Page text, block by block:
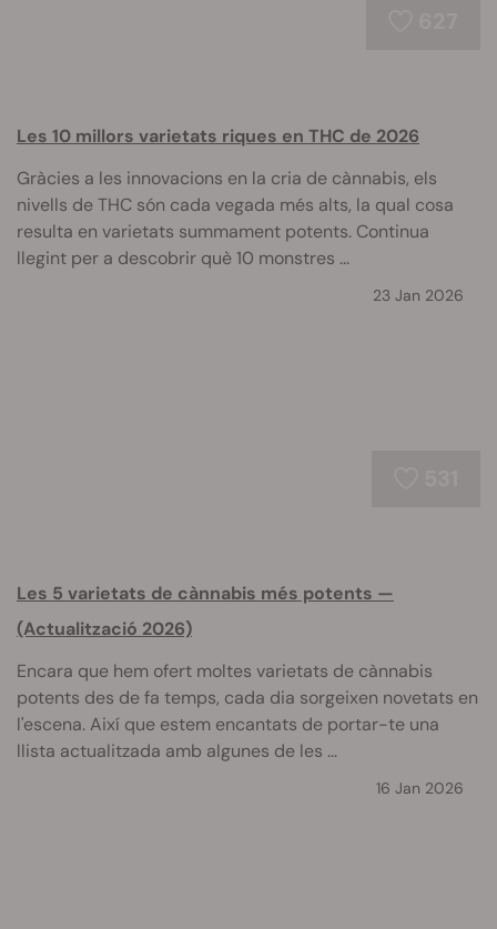
Les 10 millors varietats riques en THC de 2026
Gràcies a les innovacions en la cria de cànnabis, els
nivells de THC són cada vegada més alts, la qual cosa
resulta en varietats summament potents. Continua
llegint per a descobrir què 10 monstres ...
23 Jan 2026
Les 5 varietats de cànnabis més potents —
(Actualització 2026)
Encara que hem ofert moltes varietats de cànnabis
potents des de fa temps, cada dia sorgeixen novetats en
l'escena. Així que estem encantats de portar-te una
llista actualitzada amb algunes de les ...
16 Jan 2026